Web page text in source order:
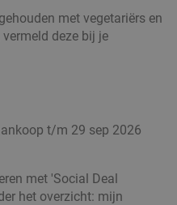
met vegetariërs en
deze bij je
t/m 29 sep 2026
met 'Social Deal
het overzicht: mijn